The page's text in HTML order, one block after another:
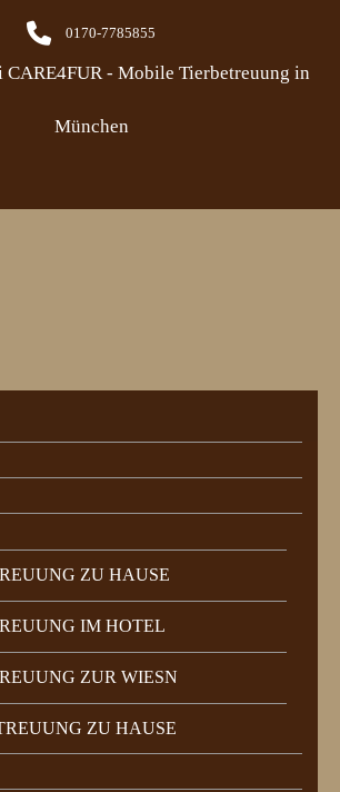
0170-7785855
- Mobile Tierbetreuung in
München
ZU HAUSE
IM HOTEL
ZUR WIESN
ZU HAUSE